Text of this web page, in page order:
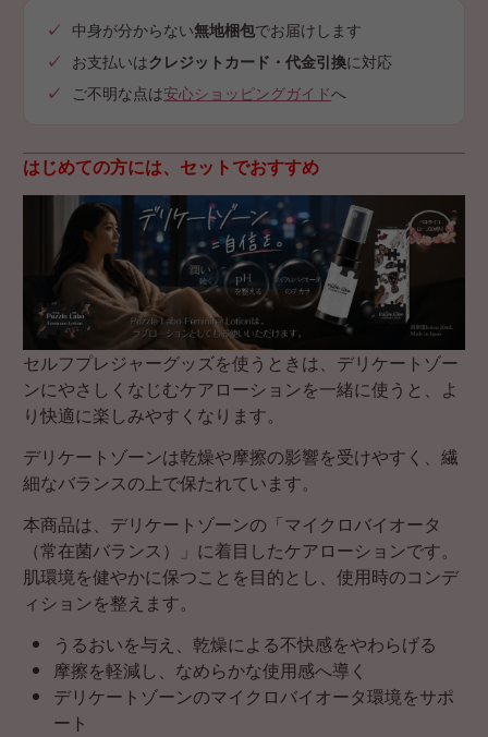
中身が分からない無地梱包でお届けします
お支払いはクレジットカード・代金引換に対応
ご不明な点は安心ショッピングガイドへ
はじめての方には、セットでおすすめ
セルフプレジャーグッズを使うときは、デリケートゾー
ンにやさしくなじむケアローションを一緒に使うと、よ
り快適に楽しみやすくなります。
デリケートゾーンは乾燥や摩擦の影響を受けやすく、繊
細なバランスの上で保たれています。
本商品は、デリケートゾーンの「マイクロバイオータ
（常在菌バランス）」に着目したケアローションです。
肌環境を健やかに保つことを目的とし、使用時のコンデ
ィションを整えます。
うるおいを与え、乾燥による不快感をやわらげる
摩擦を軽減し、なめらかな使用感へ導く
デリケートゾーンのマイクロバイオータ環境をサポ
ート